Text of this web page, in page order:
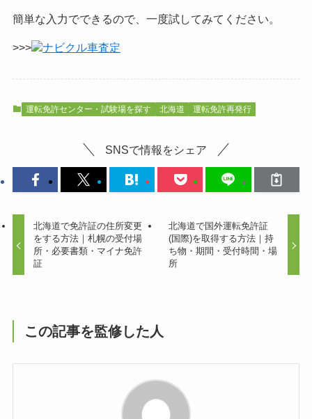
簡単な入力でできるので、一度試してみてください。
>>> ナビクル車査定
運転免許センター・試験場を探す 北海道 運転免許再発行
SNSで情報をシェア
北海道で免許証の住所変更
をする方法｜札幌の受付場
所・必要書類・マイナ免許
証
北海道で国外運転免許証
(国際)を取得する方法｜持
ち物・期間・受付時間・場
所
この記事を監修した人